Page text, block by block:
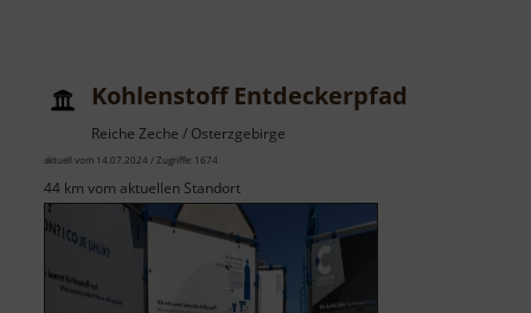
Kohlenstoff Entdeckerpfad
Reiche Zeche / Osterzgebirge
aktuell vom 14.07.2024 / Zugriffe: 1674
44 km vom aktuellen Standort